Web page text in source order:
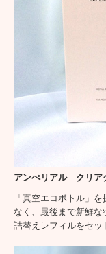
アンぺリアル クリア
「真空エコボトル」
なく、最後まで新鮮な
詰替えレフィルをセッ